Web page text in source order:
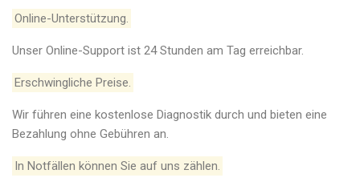
Online-Unterstützung.
Unser Online-Support ist 24 Stunden am Tag erreichbar.
Erschwingliche Preise.
Wir führen eine kostenlose Diagnostik durch und bieten eine
Bezahlung ohne Gebühren an.
In Notfällen können Sie auf uns zählen.